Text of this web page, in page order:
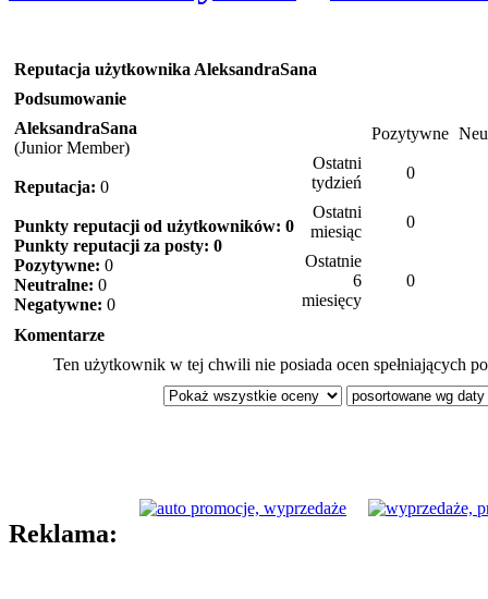
Reputacja użytkownika AleksandraSana
Podsumowanie
AleksandraSana
(Junior Member)
Reputacja: 0
Punkty reputacji od użytkowników: 0
Punkty reputacji za posty: 0
Pozytywne: 0
Neutralne: 0
Negatywne: 0
Pozytywne
Ostatni
tydzień
0
Ostatni
miesiąc
0
Ostatnie
6
miesięcy
0
Komentarze
Ten użytkownik w tej chwili nie posiada ocen spełniających
Reklama: